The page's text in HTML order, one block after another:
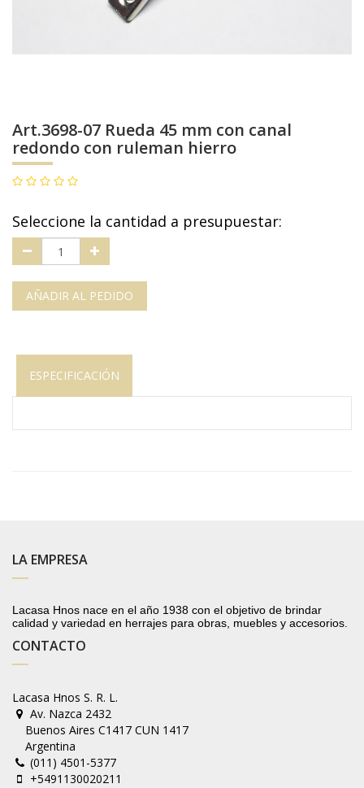
Art.3698-07 Rueda 45 mm con canal
redondo con ruleman hierro
Seleccione la cantidad a presupuestar:
AÑADIR AL PEDIDO
ESPECIFICACIÓN
LA EMPRESA
Lacasa Hnos nace en el año 1938 con el objetivo de brindar
calidad y variedad en herrajes para obras, muebles y accesorios.
CONTACTO
Lacasa Hnos S. R. L.
Av. Nazca 2432
Buenos Aires C1417 CUN 1417
Argentina
(011) 4501-5377
+5491130020211